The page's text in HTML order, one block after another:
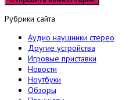
Рубрики сайта
Аудио наушники стерео
Другие устройства
Игровые приставки
Новости
Ноутбуки
Обзоры